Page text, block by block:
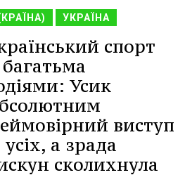
УКРАЇНА
спорт
Усик
виступ
а зрада
сколихнула